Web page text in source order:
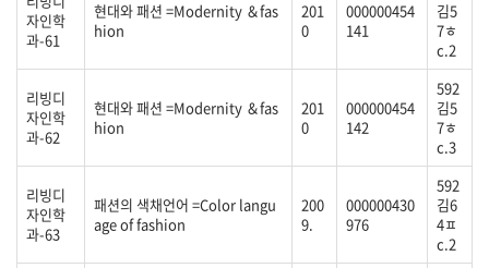
자인학
과-61
현대와 패션 =Modernity ＆fas
hion
201
0
000000454
141
김5
7ㅎ
c.2
리빙디
자인학
과-62
현대와 패션 =Modernity ＆fas
hion
201
0
000000454
142
592
김5
7ㅎ
c.3
리빙디
자인학
과-63
패션의 색채언어 =Color langu
age of fashion
200
9.
000000430
976
592
김6
4ㅍ
c.2